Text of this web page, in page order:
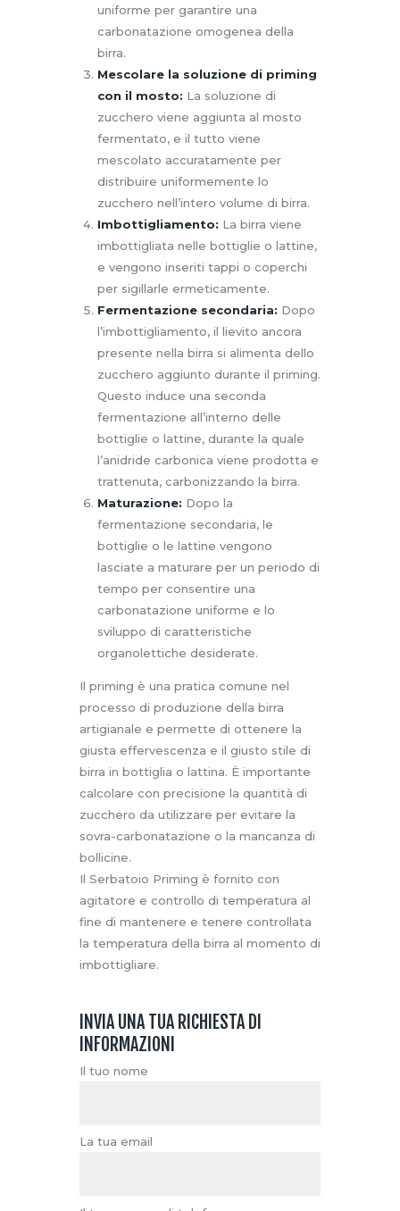
uniforme per garantire una
carbonatazione omogenea della
birra.
Mescolare la soluzione di priming
con il mosto: La soluzione di
zucchero viene aggiunta al mosto
fermentato, e il tutto viene
mescolato accuratamente per
distribuire uniformemente lo
zucchero nell’intero volume di birra.
Imbottigliamento: La birra viene
imbottigliata nelle bottiglie o lattine,
e vengono inseriti tappi o coperchi
per sigillarle ermeticamente.
Fermentazione secondaria: Dopo
l’imbottigliamento, il lievito ancora
presente nella birra si alimenta dello
zucchero aggiunto durante il priming.
Questo induce una seconda
fermentazione all’interno delle
bottiglie o lattine, durante la quale
l’anidride carbonica viene prodotta e
trattenuta, carbonizzando la birra.
Maturazione: Dopo la
fermentazione secondaria, le
bottiglie o le lattine vengono
lasciate a maturare per un periodo di
tempo per consentire una
carbonatazione uniforme e lo
sviluppo di caratteristiche
organolettiche desiderate.
Il priming è una pratica comune nel
processo di produzione della birra
artigianale e permette di ottenere la
giusta effervescenza e il giusto stile di
birra in bottiglia o lattina. È importante
calcolare con precisione la quantità di
zucchero da utilizzare per evitare la
sovra-carbonatazione o la mancanza di
bollicine.
Il Serbatoio Priming è fornito con
agitatore e controllo di temperatura al
fine di mantenere e tenere controllata
la temperatura della birra al momento di
imbottigliare.
INVIA UNA TUA RICHIESTA DI
INFORMAZIONI
Il tuo nome
La tua email